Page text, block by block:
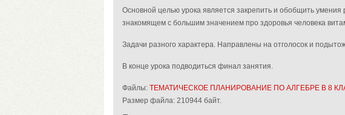
Основной целью урока является закрепить и обобщить
знакомящем с большим значением про здоровья человека
Задачи разного характера. Направлены на отголосок и
В конце урока подводиться финал занятия.
Файлы: ТЕМАТИЧЕСКОЕ ПЛАНИРОВАНИЕ ПО АЛГЕБРЕ В 8
Размер файла: 210944 байт.